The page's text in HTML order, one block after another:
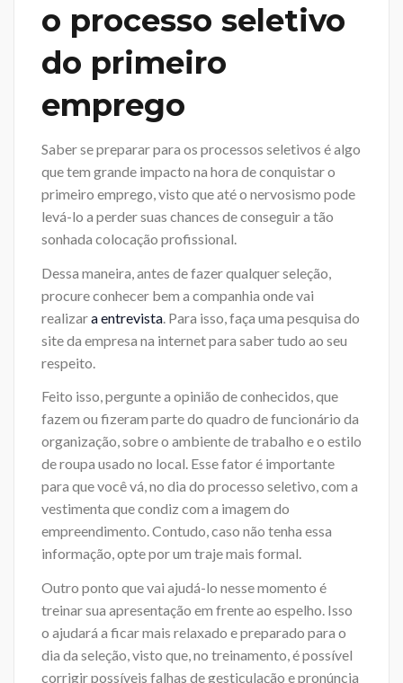
o processo seletivo
do primeiro
emprego
Saber se preparar para os processos seletivos é algo
que tem grande impacto na hora de conquistar o
primeiro emprego, visto que até o nervosismo pode
levá-lo a perder suas chances de conseguir a tão
sonhada colocação profissional.
Dessa maneira, antes de fazer qualquer seleção,
procure conhecer bem a companhia onde vai
realizara entrevista . Para isso, faça uma pesquisa do
site da empresa na internet para saber tudo ao seu
respeito.
Feito isso, pergunte a opinião de conhecidos, que
fazem ou fizeram parte do quadro de funcionário da
organização, sobre o ambiente de trabalho e o estilo
de roupa usado no local. Esse fator é importante
para que você vá, no dia do processo seletivo, com a
vestimenta que condiz com a imagem do
empreendimento. Contudo, caso não tenha essa
informação, opte por um traje mais formal.
Outro ponto que vai ajudá-lo nesse momento é
treinar sua apresentação em frente ao espelho. Isso
o ajudará a ficar mais relaxado e preparado para o
dia da seleção, visto que, no treinamento, é possível
corrigir possíveis falhas de gesticulação e pronúncia